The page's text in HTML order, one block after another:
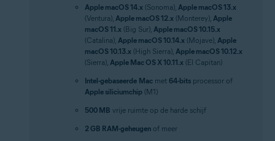
Apple macOS 14.x (Sonoma), Apple macOS 13.x
(Ventura), Apple macOS 12.x (Monterey), Apple
macOS 11.x (Big Sur), Apple macOS 10.15.x
(Catalina), Apple macOS 10.14.x (Mojave), Apple
macOS 10.13.x (High Sierra), Apple macOS 10.12.x
(Sierra), Apple Mac OS X 10.11.x (El Capitan)
Intel-gebaseerde Mac met 64-bits processor of
Apple siliciumchip (M1)
500 MB vrije ruimte op de harde schijf
2 GB RAM-geheugen of meer